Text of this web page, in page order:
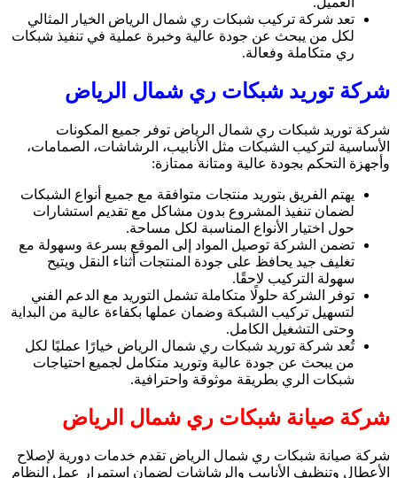
تعد شركة تركيب شبكات ري شمال الرياض الخيار المثالي
لكل من يبحث عن جودة عالية وخبرة عملية في تنفيذ شبكات
ري متكاملة وفعالة.
شركة توريد شبكات ري شمال الرياض
شركة توريد شبكات ري شمال الرياض توفر جميع المكونات
الأساسية لتركيب الشبكات مثل الأنابيب، الرشاشات، الصمامات،
وأجهزة التحكم بجودة عالية ومتانة ممتازة:
يهتم الفريق بتوريد منتجات متوافقة مع جميع أنواع الشبكات
لضمان تنفيذ المشروع بدون مشاكل مع تقديم استشارات
حول اختيار الأنواع المناسبة لكل مساحة.
تضمن الشركة توصيل المواد إلى الموقع بسرعة وسهولة مع
تغليف جيد يحافظ على جودة المنتجات أثناء النقل ويتيح
سهولة التركيب لاحقًا.
توفر الشركة حلولًا متكاملة تشمل التوريد مع الدعم الفني
لتسهيل تركيب الشبكة وضمان عملها بكفاءة عالية من البداية
وحتى التشغيل الكامل.
تُعد شركة توريد شبكات ري شمال الرياض خيارًا عمليًا لكل
من يبحث عن جودة عالية وتوريد متكامل لجميع احتياجات
شبكات الري بطريقة موثوقة واحترافية.
شركة صيانة شبكات ري شمال الرياض
شركة صيانة شبكات ري شمال الرياض تقدم خدمات دورية لإصلاح
الأعطال وتنظيف الأنابيب والرشاشات لضمان استمرار عمل النظام